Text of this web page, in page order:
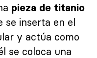
pieza de titanio
se inserta en el
y actúa como
se coloca una